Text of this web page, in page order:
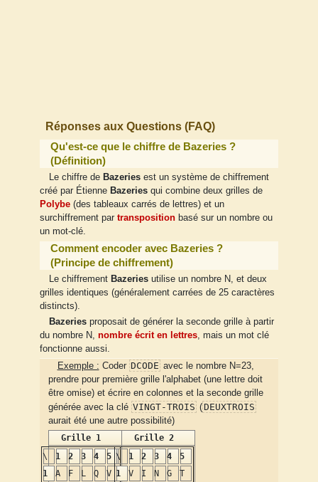
↕ ×
Réponses aux Questions (FAQ)
Qu'est-ce que le chiffre de Bazeries ?
(Définition)
Le chiffre de Bazeriesest un système de chiffrement
créé par Étienne Bazeries qui combine deux grilles de
Polybe (des tableaux carrés de lettres) et un
surchiffrement par transposition basé sur un nombre ou
un mot-clé.
Comment encoder avec Bazeries ?
(Principe de chiffrement)
Le chiffrement Bazeriesutilise un nombre N, et deux
grilles identiques (généralement carrées de 25 caractères
distincts).
Bazeriesproposait de générer la seconde grille à partir
du nombre N, nombre écrit en lettres , mais un mot clé
fonctionne aussi.
Exemple : Coder DCODEavec le nombre N=23,
prendre pour première grille l'alphabet (une lettre doit
être omise) et écrire en colonnes et la seconde grille
générée avec la clé VINGT-TROIS (DEUXTROIS
aurait été une autre possibilité)
Grille 1
Grille 2
\
1 2 3 4
5
1
A F L Q V
\ 1 2 3 4
5
1
V I N G T